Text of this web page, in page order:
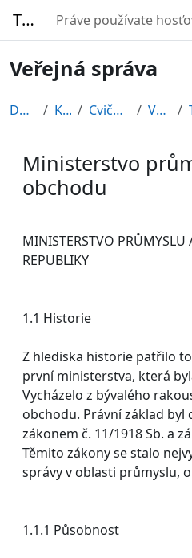
TURBO Práve používate
Veřejná správa
Domov Kurzy Cvičné kurzy VS2010
Ministerstvo
obchodu
MINISTERSTVO PRŮMYSLU
REPUBLIKY
1.1 Historie
Z hlediska historie patřilo
první ministerstva, která
Vycházelo z bývalého
obchodu. Právní základ byl
zákonem č. 11/1918 Sb. a
Těmito zákony se stalo
správy v oblasti průmyslu,
1.1.1 Působnost